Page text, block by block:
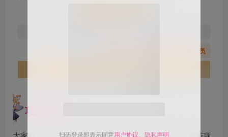
您暂无购买权限，请先开通会员
项目介绍
扫码登录即表示同意用户协议 隐私声明